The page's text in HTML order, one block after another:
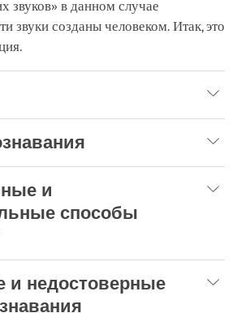
в данном случае
звуки созданы человеком. Итак, это
и
способы
и недостоверные